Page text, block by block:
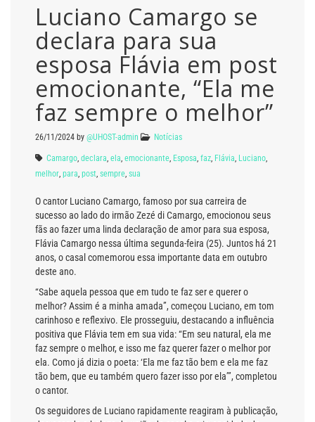
Luciano Camargo se
declara para sua
esposa Flávia em post
emocionante, “Ela me
faz sempre o melhor”
26/11/2024 by @UHOST-admin Notícias
Camargo declara ela emocionante Esposa faz Flávia Luciano
melhor para post sempre sua
O cantor Luciano Camargo, famoso por sua carreira de
sucesso ao lado do irmão Zezé di Camargo, emocionou seus
fãs ao fazer uma linda declaração de amor para sua esposa,
Flávia Camargo nessa última segunda-feira (25). Juntos há 21
anos, o casal comemorou essa importante data em outubro
deste ano.
“Sabe aquela pessoa que em tudo te faz ser e querer o
melhor? Assim é a minha amada”, começou Luciano, em tom
carinhoso e reflexivo. Ele prosseguiu, destacando a influência
positiva que Flávia tem em sua vida: “Em seu natural, ela me
faz sempre o melhor, e isso me faz querer fazer o melhor por
ela. Como já dizia o poeta: ‘Ela me faz tão bem e ela me faz
tão bem, que eu também quero fazer isso por ela’”, completou
o cantor.
Os seguidores de Luciano rapidamente reagiram à publicação,